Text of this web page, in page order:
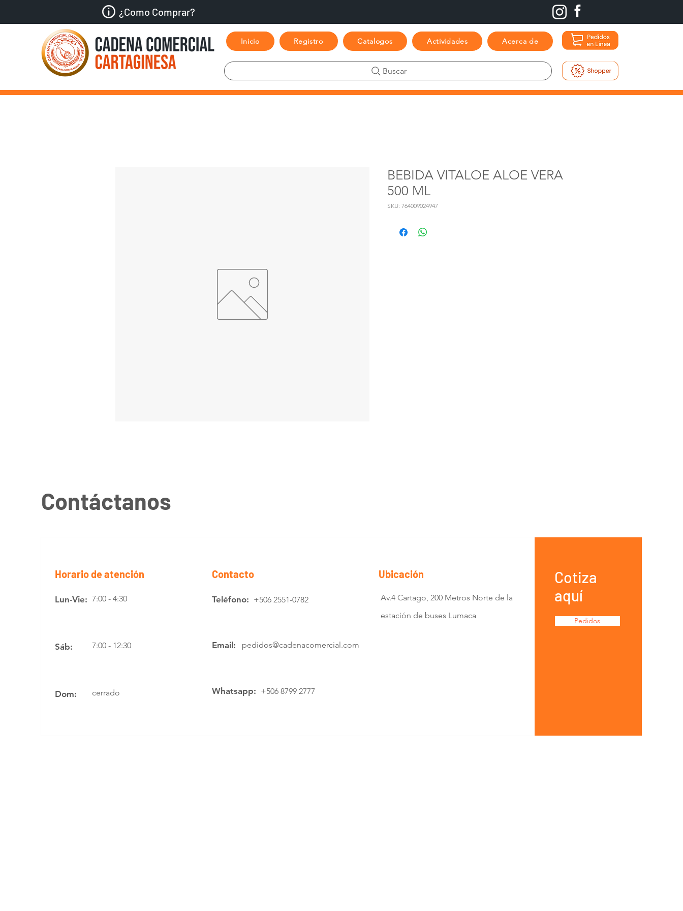
¿Como Comprar?
Inicio Registro Catalogos Actividades Acerca de
Buscar
BEBIDA VITALOE ALOE VERA
500 ML
SKU: 764009024947
Contáctanos
Horario de atención
Lun-Vie: 7:00 - 4:30
Sáb: 7:00 - 12:30
Dom: cerrado
Contacto
Teléfono: +506 2551-0782
Email: pedidos@cadenacomercial.com
Whatsapp: +506 8799 2777
Ubicación
Av.4 Cartago, 200 Metros Norte de la
estación de buses Lumaca
Cotiza
aquí
Pedidos